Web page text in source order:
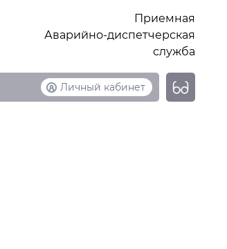
Приемная
Аварийно-диспетчерская
служба
Личный кабинет